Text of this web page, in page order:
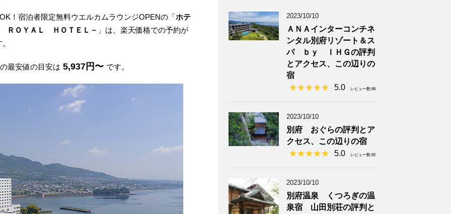
！宿泊者限定無料ウエルカムラウンジOPENの「ホテ
ＯＹＡＬ ＨＯＴＥＬ－ 」は、楽天価格での予約が
最安値の目安は 5,937円〜 です。
2023/10/10
ＡＮＡインターコンチネ
ンタル別府リゾート＆ス
パ ｂｙ ＩＨＧの評判
とアクセス、この辺りの
宿
5.0
レビュー数:98
2023/10/10
別府 おぐらの評判とア
クセス、この辺りの宿
5.0
レビュー数:92
2023/10/10
別府温泉 くつろぎの温
泉宿 山田別荘の評判と